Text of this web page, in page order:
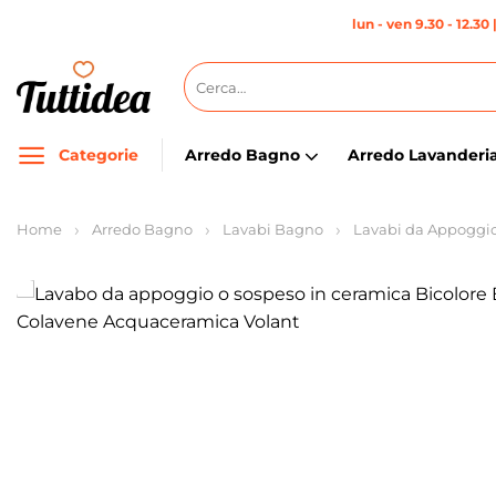
contenuti
lun - ven 9.30 - 12.30 |
Cerca:
Categorie Arredo Bagno Arredo
Home Arredo Bagno Lavabi Bagno Lavabi da